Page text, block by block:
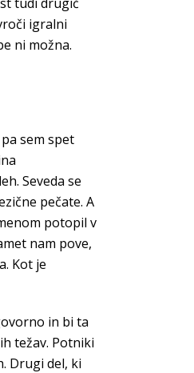
igralni
ni možna.
sem spet
Seveda se
pečate. A
potopil v
nam pove,
Kot je
in bi ta
težav. Potniki
Drugi del, ki